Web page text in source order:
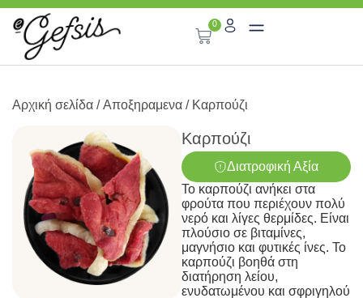
0
Αρχική σελίδα /Αποξηραμενα / Καρπούζι
Καρπούζι
Διατροφική Αξία
Το καρπούζι ανήκει στα
φρούτα που περιέχουν πολύ
νερό και λίγες θερμίδες. Είναι
πλούσιο σε βιταμίνες,
μαγνήσιο και φυτικές ίνες. Το
καρπούζι βοηθά στη
διατήρηση λείου,
ενυδατωμένου και σφριγηλού